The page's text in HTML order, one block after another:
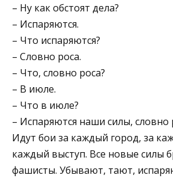
– Ну как обстоят дела?
– Испаряются.
– Что испаряются?
– Словно роса.
– Что, словно роса?
– В июле.
– Что в июле?
– Испаряются наши силы, словно
Идут бои за каждый город, за
каждый выступ. Все новые силы
фашисты. Убывают, тают,